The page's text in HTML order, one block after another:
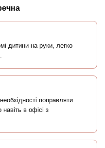
дитини на руки, легко
поправляти.
в офісі з